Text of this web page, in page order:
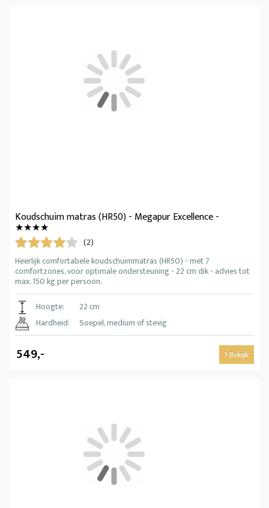
Koudschuim matras (HR50) - Megapur Excellence -
★★★★
(2)
Heerlijk comfortabele koudschuimmatras (HR50) - met 7
comfortzones, voor optimale ondersteuning - 22 cm dik - advies tot
max. 150 kg per persoon.
Hoogte:
22 cm
Hardheid:
Soepel, medium of stevig
549,- Bekijk